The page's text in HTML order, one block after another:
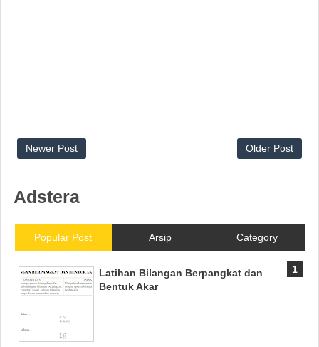
Newer Post Older Post
Adstera
Popular Post Arsip Category
Latihan Bilangan Berpangkat dan
Bentuk Akar